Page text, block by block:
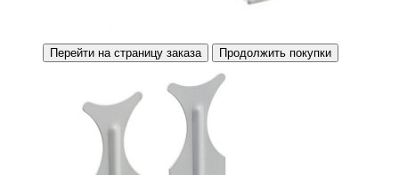
Перейти на страницу заказа Продолжить покупки